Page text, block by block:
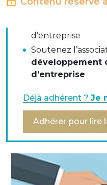
Aujourd’hui ce sont
contact en circulation
équipés de TPE
paiement sans contact
Téléchargez le
d’entreprise
Soutenez
développement
d’entreprise
Déjà adhérent ? Je
Adhérer pour lire